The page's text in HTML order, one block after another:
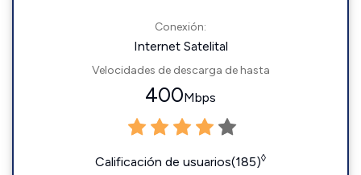
Conexión:
Internet Satelital
Velocidades de descarga de hasta
400Mbps
Calificación de usuarios(185)◊